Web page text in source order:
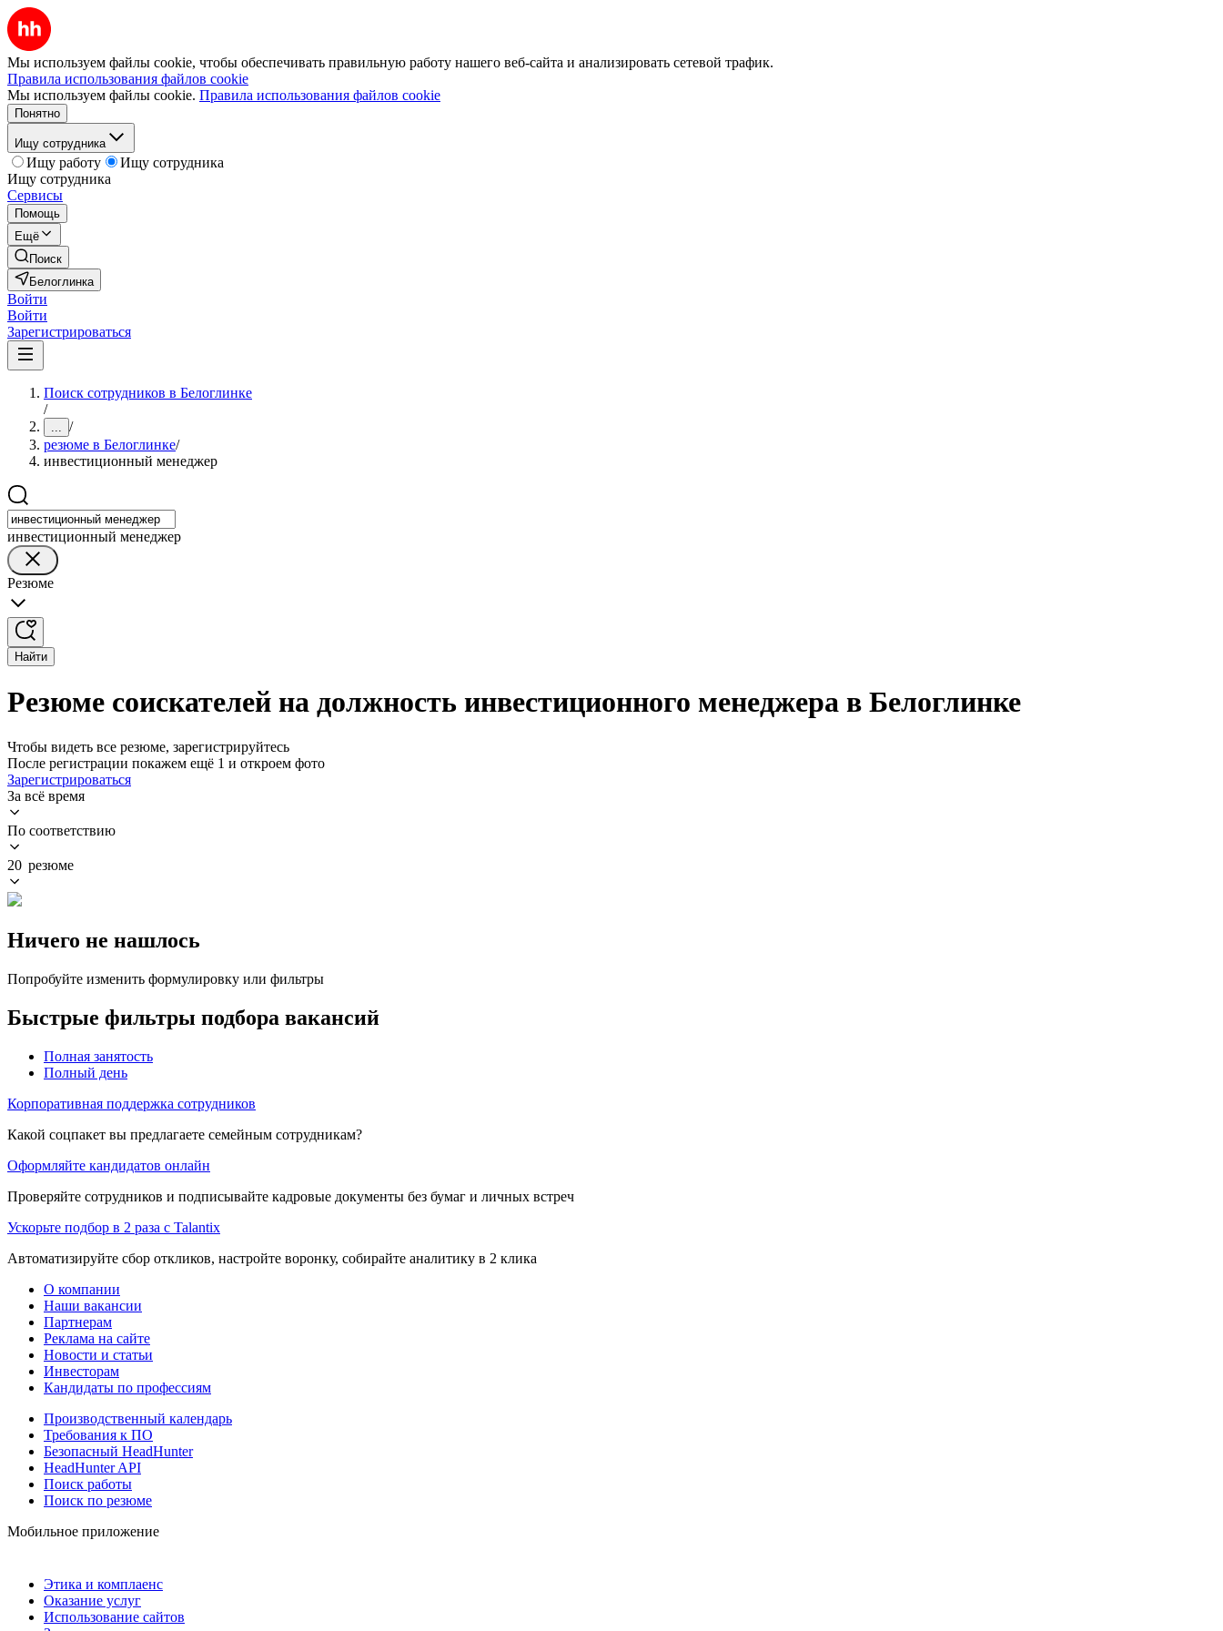
Мы используем файлы cookie, чтобы обеспечивать правильную работу нашего веб-сайта и анализировать сетевой трафик.
Правила использования файлов cookie
Мы используем файлы cookie. Правила использования файлов cookie
Понятно
Ищу сотрудника
Ищу работу
Ищу сотрудника
Ищу сотрудника
Сервисы
Помощь
Ещё
Поиск
Белоглинка
Войти
Войти
Зарегистрироваться
Поиск сотрудников в Белоглинке
/
... /
резюме в Белоглинке/
инвестиционный менеджер
инвестиционный менеджер
Резюме
Найти
Резюме соискателей на должность инвестиционного менеджера в Белоглинке
Чтобы видеть все резюме, зарегистрируйтесь
После регистрации покажем ещё 1 и откроем фото
Зарегистрироваться
За всё время
По соответствию
20 резюме
Ничего не нашлось
Попробуйте изменить формулировку или фильтры
Быстрые фильтры подбора вакансий
Полная занятость
Полный день
Корпоративная поддержка сотрудников
Какой соцпакет вы предлагаете семейным сотрудникам?
Оформляйте кандидатов онлайн
Проверяйте сотрудников и подписывайте кадровые документы без бумаг и личных встреч
Ускорьте подбор в 2 раза с Talantix
Автоматизируйте сбор откликов, настройте воронку, собирайте аналитику в 2 клика
О компании
Наши вакансии
Партнерам
Реклама на сайте
Новости и статьи
Инвесторам
Кандидаты по профессиям
Производственный календарь
Требования к ПО
Безопасный HeadHunter
HeadHunter API
Поиск работы
Поиск по резюме
Мобильное приложение
Этика и комплаенс
Оказание услуг
Использование сайтов